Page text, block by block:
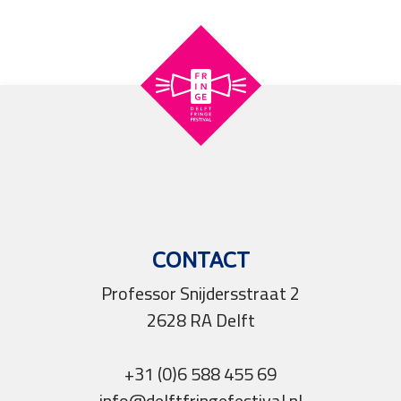
CONTACT
Professor Snijdersstraat 2
2628 RA Delft
+31 (0)6 588 455 69